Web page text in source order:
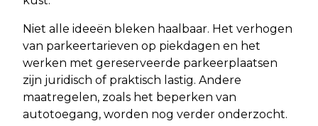
Niet alle ideeën bleken haalbaar. Het verhogen
van parkeertarieven op piekdagen en het
werken met gereserveerde parkeerplaatsen
zijn juridisch of praktisch lastig. Andere
maatregelen, zoals het beperken van
autotoegang, worden nog verder onderzocht.